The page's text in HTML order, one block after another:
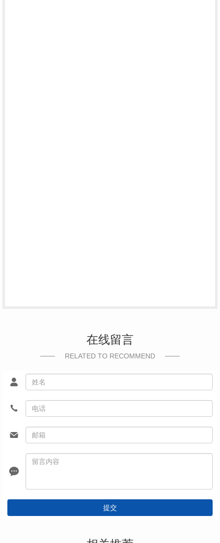
在线留言
RELATED TO RECOMMEND
提交